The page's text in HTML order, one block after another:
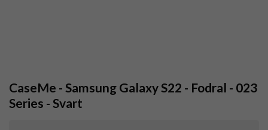
CaseMe - Samsung Galaxy S22 - Fodral - 023
Series - Svart